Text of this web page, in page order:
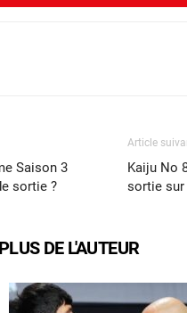
Saison 3
sortie ?
Article
Kaiju No
sortie sur
PLUS DE L'AUTEUR